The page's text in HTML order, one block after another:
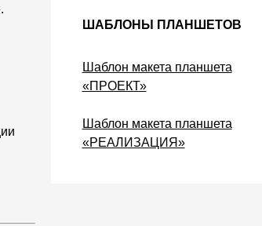
ШАБЛОНЫ ПЛАНШЕТОВ
Шаблон макета планшета
«ПРОЕКТ»
Шаблон макета планшета
«РЕАЛИЗАЦИЯ»